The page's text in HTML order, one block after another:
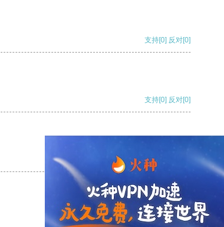
支持[0] 反对[0]
支持[0] 反对[0]
支持
支持[0] 反对[0]